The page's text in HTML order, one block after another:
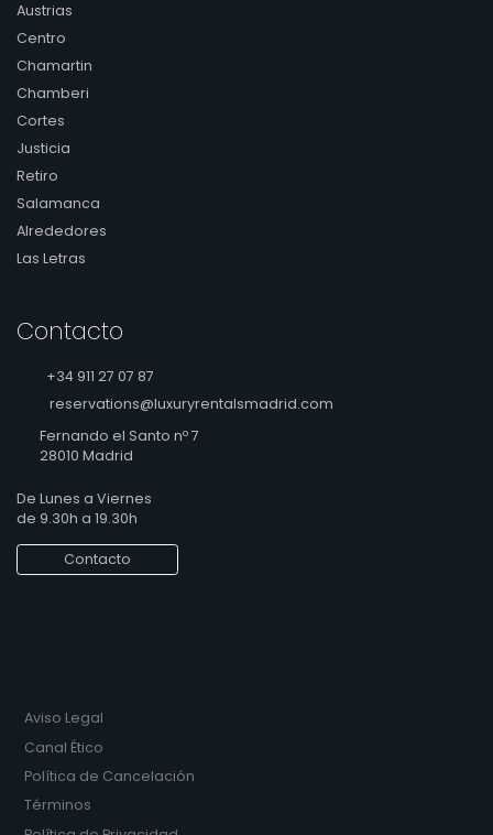
Austrias
Centro
Chamartin
Chamberi
Cortes
Justicia
Retiro
Salamanca
Alrededores
Las Letras
Contacto
+34 911 27 07 87
reservations@luxuryrentalsmadrid.com
Fernando el Santo nº 7
28010 Madrid
De Lunes a Viernes
de 9.30h a 19.30h
Contacto
Aviso Legal
Canal Ético
Política de Cancelación
Términos